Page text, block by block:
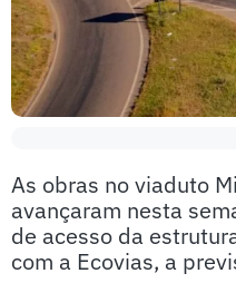
As obras no viaduto
avançaram nesta
de acesso da
com a Ecovias, a